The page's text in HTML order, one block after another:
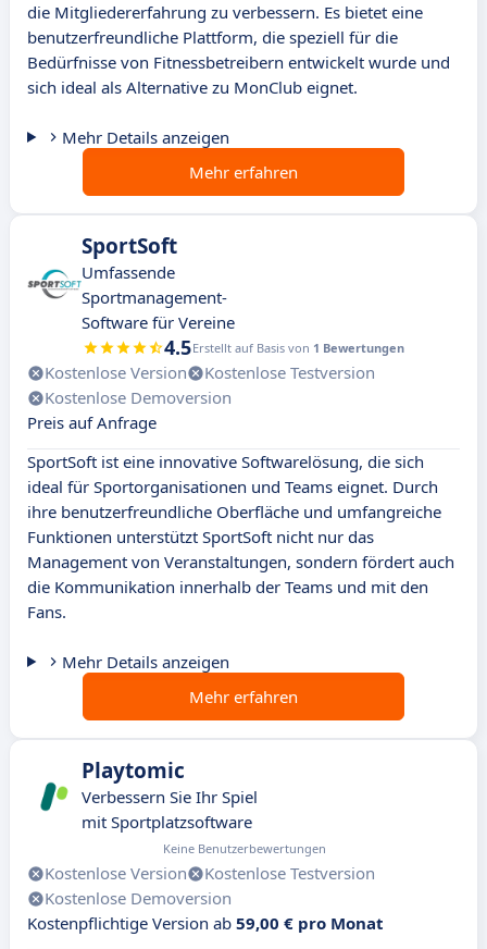
die Mitgliedererfahrung zu verbessern. Es bietet eine
benutzerfreundliche Plattform, die speziell für die
Bedürfnisse von Fitnessbetreibern entwickelt wurde und
sich ideal als Alternative zu MonClub eignet.
Mehr Details anzeigen
Mehr erfahren
SportSoft
Umfassende
Sportmanagement-
Software für Vereine
4.5Erstellt auf Basis von 1 Bewertungen
Kostenlose Version
Kostenlose Testversion
Kostenlose Demoversion
Preis auf Anfrage
SportSoft ist eine innovative Softwarelösung, die sich
ideal für Sportorganisationen und Teams eignet. Durch
ihre benutzerfreundliche Oberfläche und umfangreiche
Funktionen unterstützt SportSoft nicht nur das
Management von Veranstaltungen, sondern fördert auch
die Kommunikation innerhalb der Teams und mit den
Fans.
Mehr Details anzeigen
Mehr erfahren
Playtomic
Verbessern Sie Ihr Spiel
mit Sportplatzsoftware
Keine Benutzerbewertungen
Kostenlose Version
Kostenlose Testversion
Kostenlose Demoversion
Kostenpflichtige Version ab 59,00 € pro Monat